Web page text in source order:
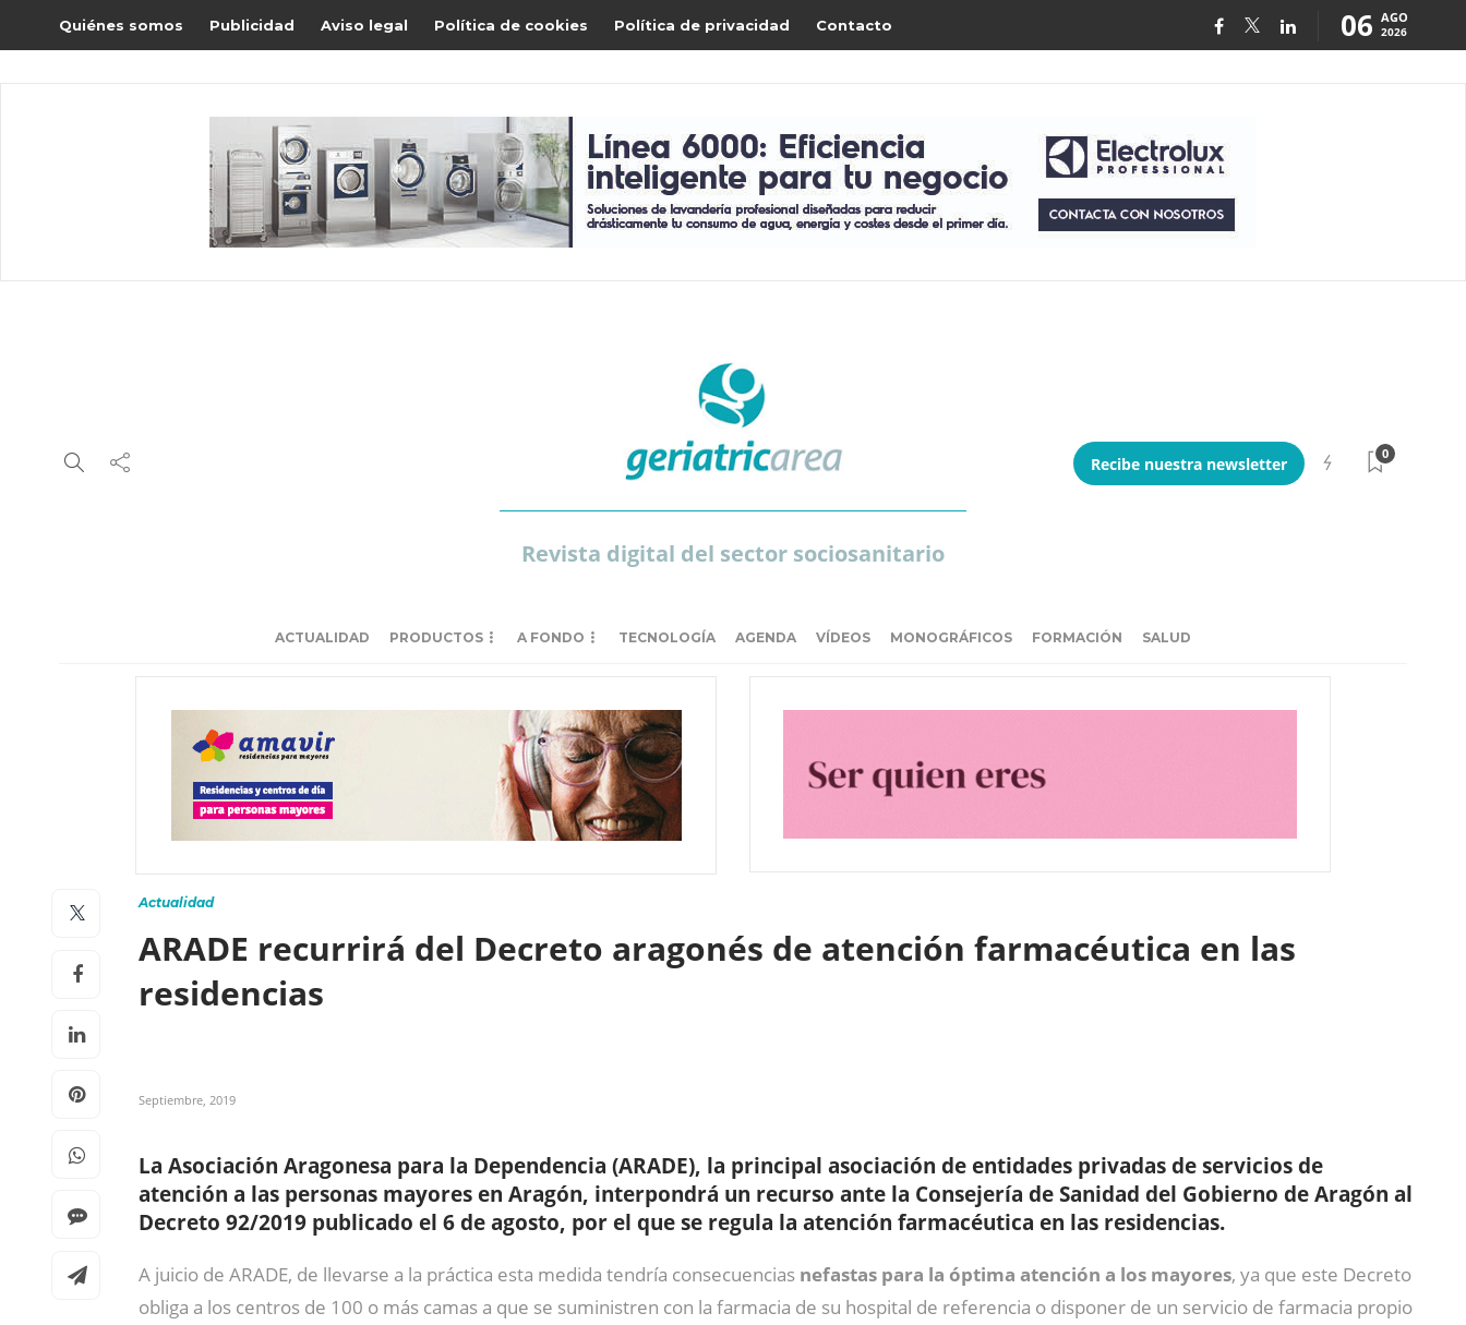
Quiénes somos Publicidad Aviso legal Política de cookies Política de privacidad Contacto 06 AGO
2026
Revista digital del sector sociosanitario
Recibe nuestra newsletter
0
ACTUALIDAD PRODUCTOS A FONDO TECNOLOGÍA AGENDA VÍDEOS MONOGRÁFICOS FORMACIÓN SALUD
Actualidad
ARADE recurrirá del Decreto aragonés de atención farmacéutica en las
residencias
Septiembre, 2019
La Asociación Aragonesa para la Dependencia (ARADE), la principal asociación de entidades privadas de servicios de
atención a las personas mayores en Aragón, interpondrá un recurso ante la Consejería de Sanidad del Gobierno de Aragón al
Decreto 92/2019 publicado el 6 de agosto, por el que se regula la atención farmacéutica en las residencias.
A juicio de ARADE, de llevarse a la práctica esta medida tendría consecuencias nefastas para la óptima atención a los mayores, ya que este Decreto
obliga a los centros de 100 o más camas a que se suministren con la farmacia de su hospital de referencia o disponer de un servicio de farmacia propio